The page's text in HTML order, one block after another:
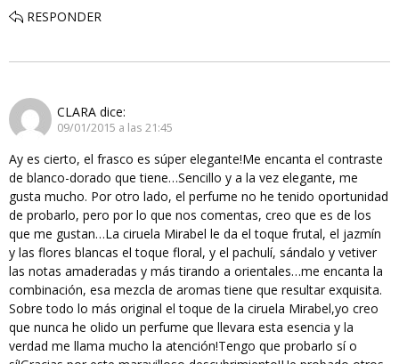
RESPONDER
CLARA dice:
09/01/2015 a las 21:45
Ay es cierto, el frasco es súper elegante!Me encanta el contraste
de blanco-dorado que tiene…Sencillo y a la vez elegante, me
gusta mucho. Por otro lado, el perfume no he tenido oportunidad
de probarlo, pero por lo que nos comentas, creo que es de los
que me gustan…La ciruela Mirabel le da el toque frutal, el jazmín
y las flores blancas el toque floral, y el pachulí, sándalo y vetiver
las notas amaderadas y más tirando a orientales…me encanta la
combinación, esa mezcla de aromas tiene que resultar exquisita.
Sobre todo lo más original el toque de la ciruela Mirabel,yo creo
que nunca he olido un perfume que llevara esta esencia y la
verdad me llama mucho la atención!Tengo que probarlo sí o